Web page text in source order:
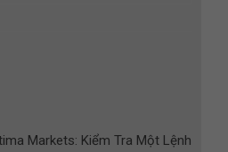
Markets: Kiểm Tra Một Lệnh